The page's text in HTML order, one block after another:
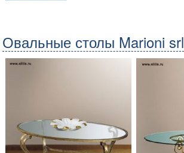
Овальные столы Marioni srl